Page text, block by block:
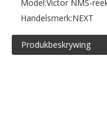
Model:Victor NMS-
Handelsmerk:NEXT
Produkbeskrywing